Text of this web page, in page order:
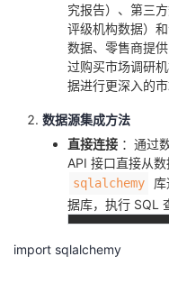
究报告）、第三
评级机构数据）
数据、零售商提
过购买市场调研
据进行更深入的市
数据源集成方法
直接连接 ：通过
API 接口直接从
sqlalchemy
据库，执行 SQL
import sqlalchemy